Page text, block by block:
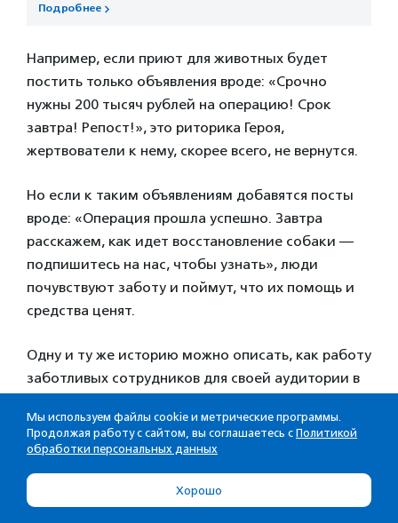
Подробнее
Например, если приют для животных будет
постить только объявления вроде: «Срочно
нужны 200 тысяч рублей на операцию! Срок
завтра! Репост!», это риторика Героя,
жертвователи к нему, скорее всего, не вернутся.
Но если к таким объявлениям добавятся посты
вроде: «Операция прошла успешно. Завтра
расскажем, как идет восстановление собаки —
подпишитесь на нас, чтобы узнать», люди
почувствуют заботу и поймут, что их помощь и
средства ценят.
Одну и ту же историю можно описать, как работу
заботливых сотрудников для своей аудитории в
цифрами для крупных доноров, отчета или
заявки на грант и как личные мини-истории
героев, которые стоят за цифрами для некрупных
Мы используем файлы cookie и метрические программы.
Продолжая работу с сайтом, вы соглашаетесь с Политикой
обработки персональных данных
Хорошо